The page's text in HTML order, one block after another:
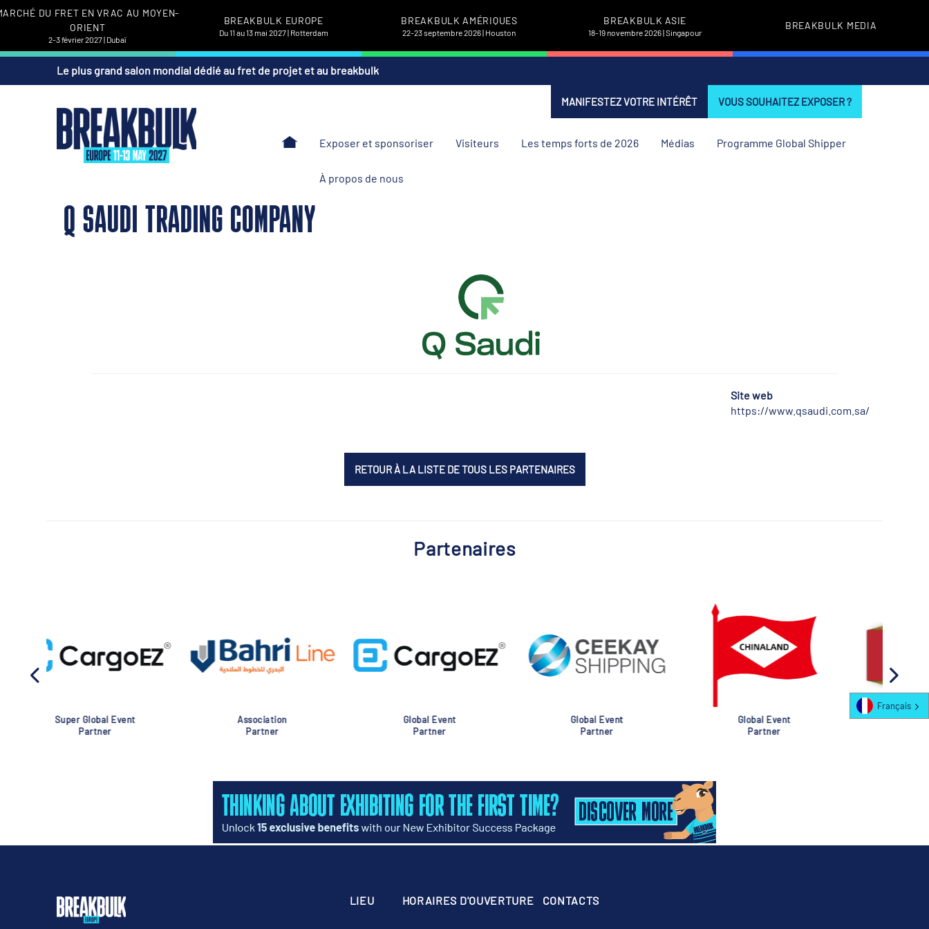
DU FRET EN VRAC AU MOYEN-
ORIENT
2-3 février 2027 | Dubaï
BREAKBULK EUROPE
Du 11 au 13 mai 2027 | Rotterdam
BREAKBULK AMÉRIQUES
22-23 septembre 2026 | Houston
BREAKBULK ASIE
18-19 novembre 2026 | Singapour
BREAKBULK MEDIA
Le plus grand salon mondial dédié au fret de projet et au breakbulk
MANIFESTEZ VOTRE INTÉRÊT VOUS SOUHAITEZ EXPOSER ?
Exposer et sponsoriser Visiteurs Les temps forts de 2026 Médias Programme Global Shipper
À propos de nous
Q SAUDI TRADING COMPANY
Site web
https://www.qsaudi.com.sa/
RETOUR À LA LISTE DE TOUS LES PARTENAIRES
Partenaires
Association
Partner
Global Event
Partner
Global Event
Partner
Global Event
Partner
Global Event
Partner
LIEU HORAIRES D'OUVERTURE CONTACTS
Français